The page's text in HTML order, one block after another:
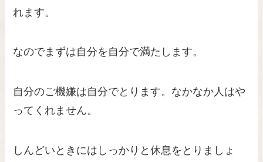
れます。
なのでまずは自分を自分で満たします。
自分のご機嫌は自分でとります。なかなか人はや
ってくれません。
しんどいときにはしっかりと休息をとりましょ